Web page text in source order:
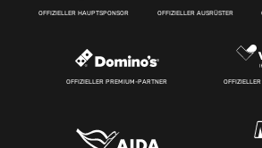
OFFIZIELLER HAUPTSPONSOR OFFIZIELLER AUSRÜSTER
OFFIZIELLER PREMIUM-PARTNER